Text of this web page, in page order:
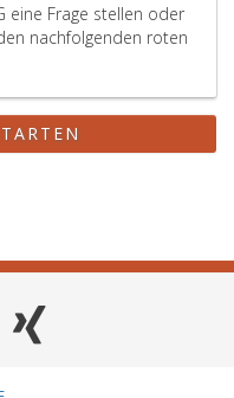
eine Frage stellen oder
nachfolgenden roten